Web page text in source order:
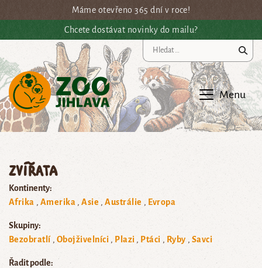
Přejít na hlavní obsahMáme otevřeno 365 dní v roce!
Chcete dostávat novinky do mailu?
Menu
Zvířata
Kontinenty:
Afrika
Amerika Asie Austrálie Evropa
Skupiny:
Bezobratlí
Obojživelníci Plazi Ptáci Ryby Savci
Řadit podle: